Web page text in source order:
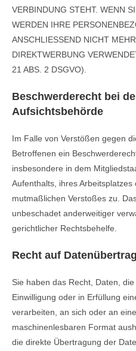
VERBINDUNG STEHT. WENN
WERDEN IHRE
ANSCHLIESSEND NICHT
DIREKTWERBUNG
21 ABS. 2 DSGVO).
Beschwerde­recht bei
Aufsichts­behörde
Im Falle von Verstößen gegen
Betroffenen ein
insbesondere in dem
Aufenthalts, ihres
mutmaßlichen Verstoßes zu.
unbeschadet anderweitiger
gerichtlicher Rechtsbehelfe.
Recht auf
Sie haben das Recht, Daten,
Einwilligung oder in Erfüllung
verarbeiten, an sich oder an
maschinenlesbaren Format
die direkte Übertragung der